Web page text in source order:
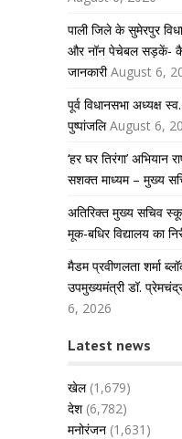
पाली जिले के सुमेरपुर
और नॉन पेचेबल सड़कें-
जानकारी August 6,
पूर्व विधानसभा अध्यक्ष
पुष्पांजलि August 6,
‘हर घर तिरंगा’ अभियान
सशक्त माध्यम – मुख्य
अतिरिक्त मुख्य सचिव
मूक-बधिर विद्यालय का
मैडम प्रवीणलता शर्मा
उपमुख्यमंत्री डॉ.
6, 2026
Latest news
खेल(1,679)
देश(6,782)
मनोरंजन (1,631)